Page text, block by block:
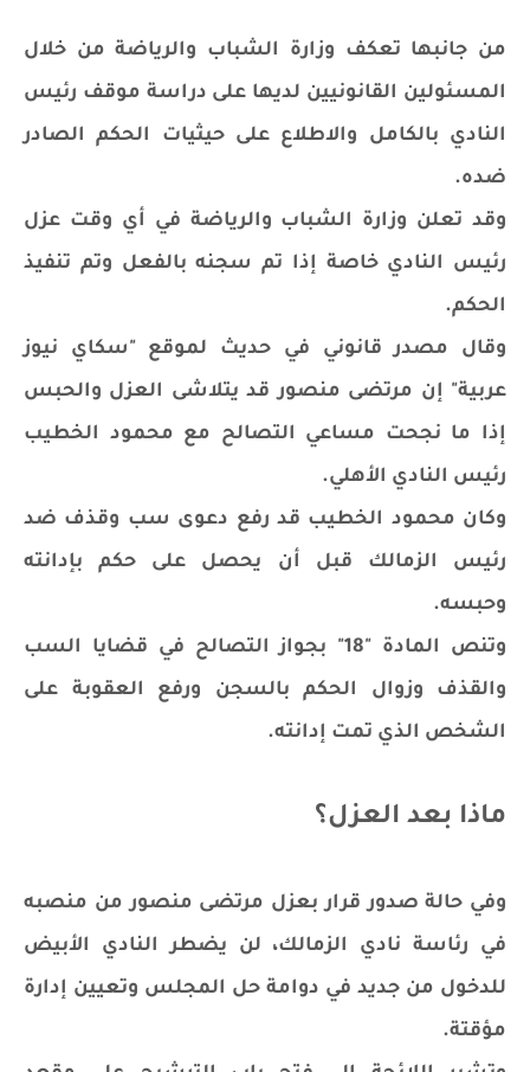
من جانبها تعكف وزارة الشباب والرياضة من خلال
المسئولين القانونيين لديها على دراسة موقف رئيس
النادي بالكامل والاطلاع على حيثيات الحكم الصادر
ضده.
وقد تعلن وزارة الشباب والرياضة في أي وقت عزل
رئيس النادي خاصة إذا تم سجنه بالفعل وتم تنفيذ
الحكم.
وقال مصدر قانوني في حديث لموقع "سكاي نيوز
عربية" إن مرتضى منصور قد يتلاشى العزل والحبس
إذا ما نجحت مساعي التصالح مع محمود الخطيب
رئيس النادي الأهلي.
وكان محمود الخطيب قد رفع دعوى سب وقذف ضد
رئيس الزمالك قبل أن يحصل على حكم بإدانته
وحبسه.
وتنص المادة "18" بجواز التصالح في قضايا السب
والقذف وزوال الحكم بالسجن ورفع العقوبة على
الشخص الذي تمت إدانته.
ماذا بعد العزل؟
وفي حالة صدور قرار بعزل مرتضى منصور من منصبه
في رئاسة نادي الزمالك، لن يضطر النادي الأبيض
للدخول من جديد في دوامة حل المجلس وتعيين إدارة
مؤقتة.